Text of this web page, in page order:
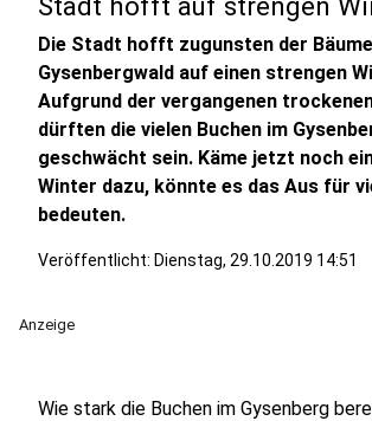
Die Stadt hofft zugunsten der
Gysenbergwald auf einen strengen
Aufgrund der vergangenen
dürften die vielen Buchen im
geschwächt sein. Käme jetzt noch
Winter dazu, könnte es das Aus für
bedeuten.
Veröffentlicht: Dienstag, 29.10.2019 14:51
Anzeige
Wie stark die Buchen im Gysenberg